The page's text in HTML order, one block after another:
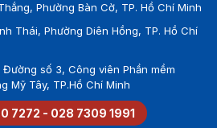
Phường Bàn Cờ, TP. Hồ Chí Minh
Thái, Phường Diên Hồng, TP. Hồ Chí
Đường số 3, Công viên Phần mềm
Mỹ Tây, TP.Hồ Chí Minh
7272 - 028 7309 1991